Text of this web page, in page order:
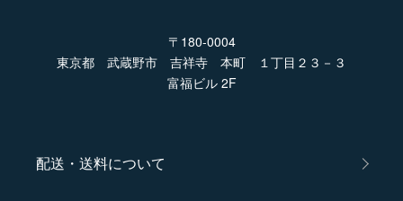
〒180-0004
東京都 武蔵野市 吉祥寺 本町 １丁目２３－３
富福ビル 2F
配送・送料について